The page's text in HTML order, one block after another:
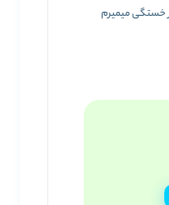
خستگی میمیرم